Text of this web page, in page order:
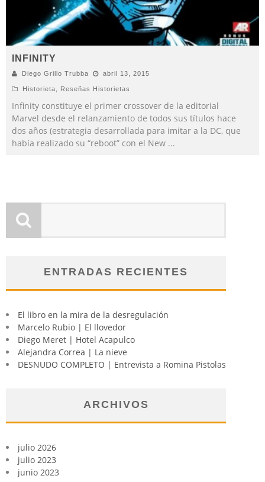
INFINITY
Diego Grillo Trubba abril 13, 2015
Historieta Reseñas Historietas
Infinity constituye el primer crossover de la editorial
Marvel desde el relanzamiento de todos sus títulos hace
dos años (estrategia desarrollada para imitar a la DC, que
había realizado su “reboot” con el New ...
ENTRADAS RECIENTES
El libro en la mira de la desregulación
Marcelo Rubio | El llovedor
Diego Meret | Hotel Acapulco
Alejandra Correa | La nieve
DESNUDO COMPLETO | Entrevista a Romina Pistolas
ARCHIVOS
julio 2026
julio 2023
junio 2023